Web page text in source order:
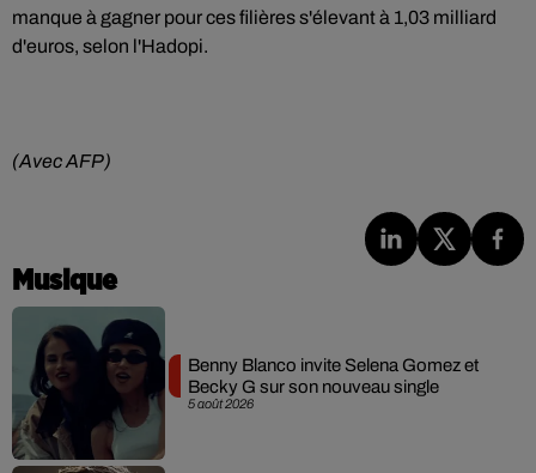
manque à gagner pour ces filières s'élevant à 1,03 milliard
d'euros, selon l'Hadopi.
(Avec AFP)
Musique
5 août 2026
Benny Blanco invite Selena Gomez et
Becky G sur son nouveau single